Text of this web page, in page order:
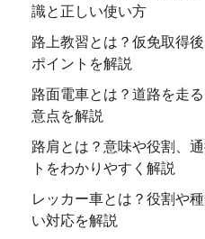
識と正しい使い方
路上教習とは？仮免取得
ポイントを解説
路面電車とは？道路を走
意点を解説
路肩とは？意味や役割、
トをわかりやすく解説
レッカー車とは？役割や
い対応を解説